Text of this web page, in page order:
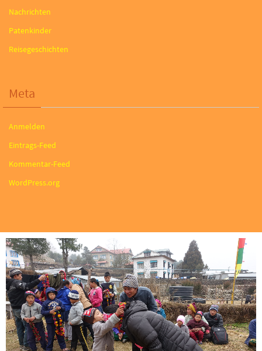
Nachrichten
Patenkinder
Reisegeschichten
Meta
Anmelden
Eintrags-Feed
Kommentar-Feed
WordPress.org